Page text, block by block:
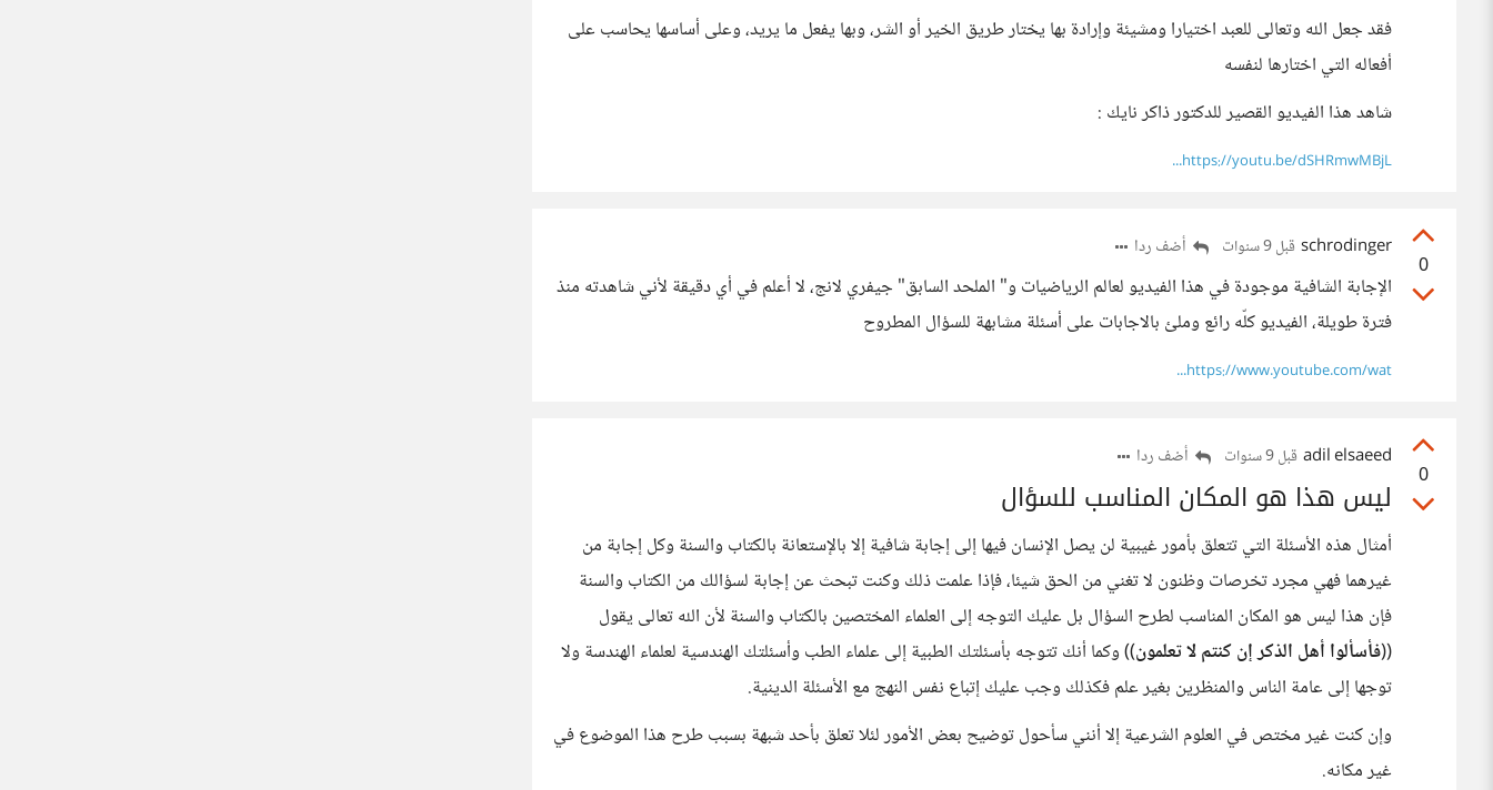
فقد جعل الله وتعالى للعبد اختيارا ومشيئة وإرادة بها يختار طريق الخير أو الشر، وبها يفعل ما يريد، وعلى أساسها يحاسب على
أفعاله التي اختارها لنفسه
شاهد هذا الفيديو القصير للدكتور ذاكر نايك :
https://youtu.be/dSHRmwMBjL...
0
schrodinger قبل 9 سنوات أضف ردا
الإجابة الشافية موجودة في هذا الفيديو لعالم الرياضيات و" الملحد السابق" جيفري لانج، لا أعلم في أي دقيقة لأني شاهدته منذ
فترة طويلة، الفيديو كلّه رائع وملئ بالاجابات على أسئلة مشابهة للسؤال المطروح
https://www.youtube.com/wat...
0
adil elsaeed قبل 9 سنوات أضف ردا
ليس هذا هو المكان المناسب للسؤال
أمثال هذه الأسئلة التي تتعلق بأمور غيبية لن يصل الإنسان فيها إلى إجابة شافية إلا بالإستعانة بالكتاب والسنة وكل إجابة من
غيرهما فهي مجرد تخرصات وظنون لا تغني من الحق شيئا، فإذا علمت ذلك وكنت تبحث عن إجابة لسؤالك من الكتاب والسنة
فإن هذا ليس هو المكان المناسب لطرح السؤال بل عليك التوجه إلى العلماء المختصين بالكتاب والسنة لأن الله تعالى يقول
((فأسألوا أهل الذكر إن كنتم لا تعلمون)) وكما أنك تتوجه بأسئلتك الطبية إلى علماء الطب وأسئلتك الهندسية لعلماء الهندسة ولا
توجها إلى عامة الناس والمنظرين بغير علم فكذلك وجب عليك إتباع نفس النهج مع الأسئلة الدينية.
وإن كنت غير مختص في العلوم الشرعية إلا أنني سأحول توضيح بعض الأمور لئلا تعلق بأحد شبهة بسبب طرح هذا الموضوع في
غير مكانه.